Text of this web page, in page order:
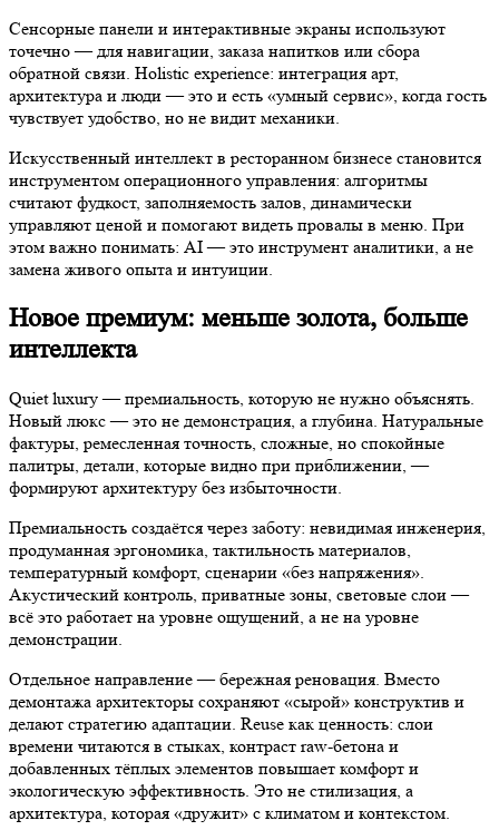
Сенсорные панели и интерактивные экраны используют
точечно — для навигации, заказа напитков или сбора
обратной связи. Holistic experience: интеграция арт,
архитектура и люди — это и есть «умный сервис», когда гость
чувствует удобство, но не видит механики.
Искусственный интеллект в ресторанном бизнесе становится
инструментом операционного управления: алгоритмы
считают фудкост, заполняемость залов, динамически
управляют ценой и помогают видеть провалы в меню. При
этом важно понимать: AI — это инструмент аналитики, а не
замена живого опыта и интуиции.
Новое премиум: меньше золота, больше
интеллекта
Quiet luxury — премиальность, которую не нужно объяснять.
Новый люкс — это не демонстрация, а глубина. Натуральные
фактуры, ремесленная точность, сложные, но спокойные
палитры, детали, которые видно при приближении, —
формируют архитектуру без избыточности.
Премиальность создаётся через заботу: невидимая инженерия,
продуманная эргономика, тактильность материалов,
температурный комфорт, сценарии «без напряжения».
Акустический контроль, приватные зоны, световые слои —
всё это работает на уровне ощущений, а не на уровне
демонстрации.
Отдельное направление — бережная реновация. Вместо
демонтажа архитекторы сохраняют «сырой» конструктив и
делают стратегию адаптации. Reuse как ценность: слои
времени читаются в стыках, контраст raw-бетона и
добавленных тёплых элементов повышает комфорт и
экологическую эффективность. Это не стилизация, а
архитектура, которая «дружит» с климатом и контекстом.